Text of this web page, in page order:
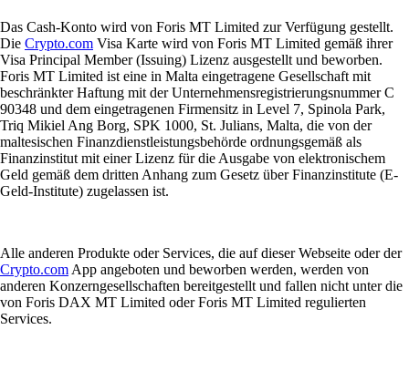
Das Cash-Konto wird von Foris MT Limited zur Verfügung gestellt.
Die Crypto.com Visa Karte wird von Foris MT Limited gemäß ihrer
Visa Principal Member (Issuing) Lizenz ausgestellt und beworben.
Foris MT Limited ist eine in Malta eingetragene Gesellschaft mit
beschränkter Haftung mit der Unternehmensregistrierungsnummer C
90348 und dem eingetragenen Firmensitz in Level 7, Spinola Park,
Triq Mikiel Ang Borg, SPK 1000, St. Julians, Malta, die von der
maltesischen Finanzdienstleistungsbehörde ordnungsgemäß als
Finanzinstitut mit einer Lizenz für die Ausgabe von elektronischem
Geld gemäß dem dritten Anhang zum Gesetz über Finanzinstitute (E-
Geld-Institute) zugelassen ist.
Alle anderen Produkte oder Services, die auf dieser Webseite oder der
Crypto.com App angeboten und beworben werden, werden von
anderen Konzerngesellschaften bereitgestellt und fallen nicht unter die
von Foris DAX MT Limited oder Foris MT Limited regulierten
Services.